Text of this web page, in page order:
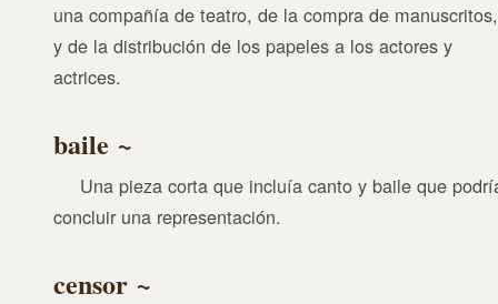
una compañía de teatro, de la compra de manuscritos,
y de la distribución de los papeles a los actores y
actrices.
baile
Una pieza corta que incluía canto y baile que
concluir una representación.
censor